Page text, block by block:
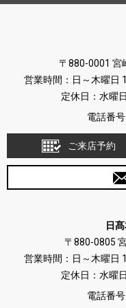
〒880-0001 宮
営業時間：日～木曜日
定休日：水曜
電話番号
ご来店予約
日
〒880-0805
営業時間：日～木曜日
定休日：水曜
電話番号